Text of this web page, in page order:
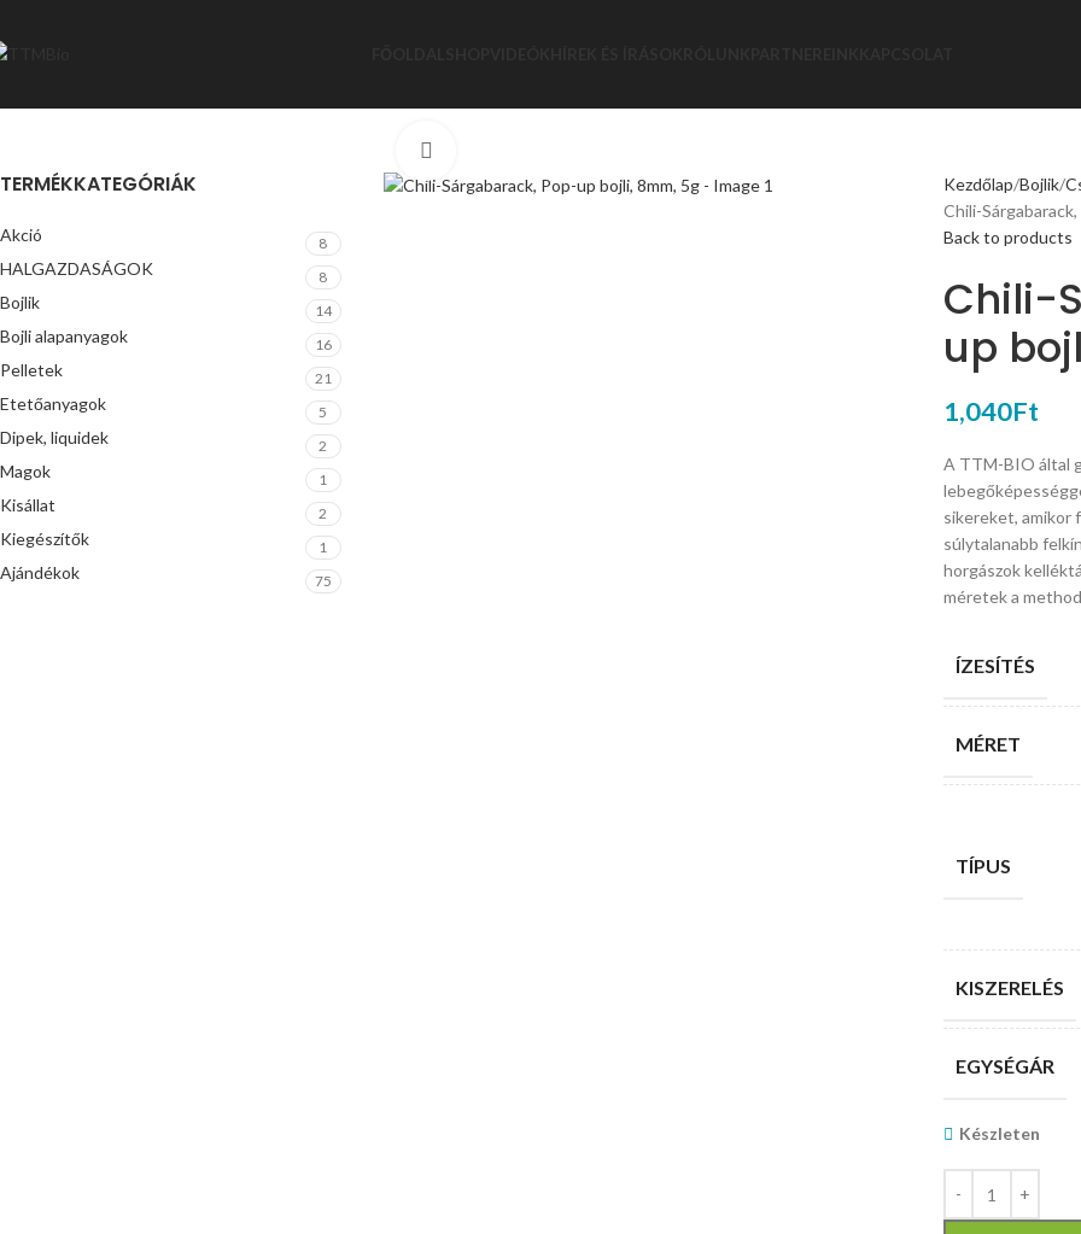
TERMÉKKATEGÓRIÁK
Akció 8
HALGAZDASÁGOK 8
Bojlik 14
Bojli alapanyagok 16
Pelletek 21
Etetőanyagok 5
Dipek, liquidek 2
Magok 1
Kisállat 2
Kiegészítők 1
Ajándékok 75
Kezdőlap Bojlik
Chili-
Back to products
Chili-
up
1,040Ft
A TTM-BIO által
sikereket, amikor
súlytalanabb
horgászok
méretek a
ÍZESÍTÉS
MÉRET
TÍPUS
KISZERELÉS
EGYSÉGÁR
Készleten